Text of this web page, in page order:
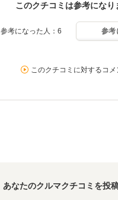
このクチコミは参考になり
参考になった人：6 参考
このクチコミに対するコメ
あなたのクルマクチコミを投